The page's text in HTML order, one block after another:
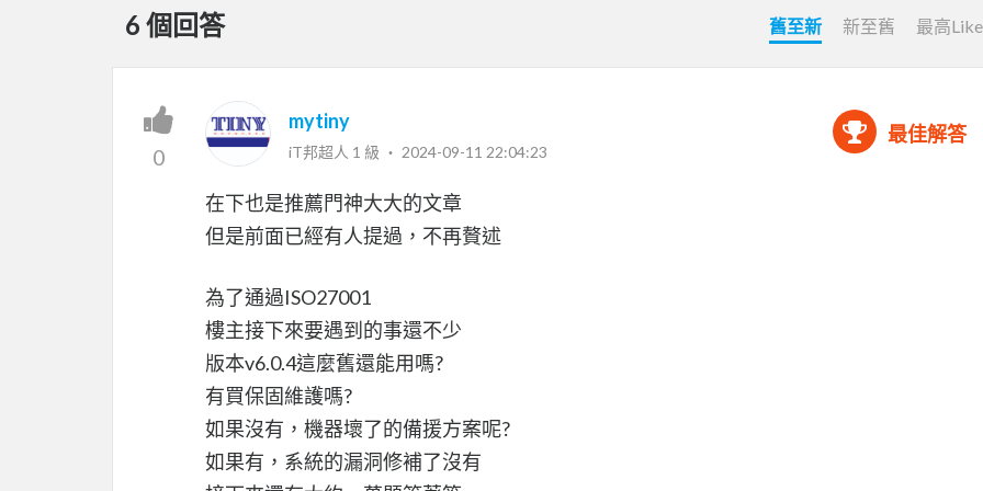
6 個回答 舊至新 新至舊 最高
0
mytiny
iT邦超人 1 級 ‧ 2024-09-11 22:04:23
最佳解答
在下也是推薦門神大大的文章
但是前面已經有人提過，不再贅述
為了通過ISO27001
樓主接下來要遇到的事還不少
版本v6.0.4這麼舊還能用嗎?
有買保固維護嗎?
如果沒有，機器壞了的備援方案呢?
如果有，系統的漏洞修補了沒有